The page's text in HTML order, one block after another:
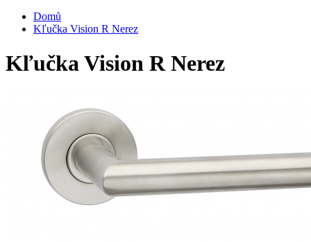
Domů
Kľučka Vision R Nerez
Kľučka Vision R Nerez